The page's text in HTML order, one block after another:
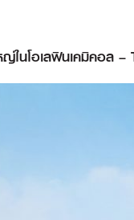
ในโอเลฟินเคมิคอล